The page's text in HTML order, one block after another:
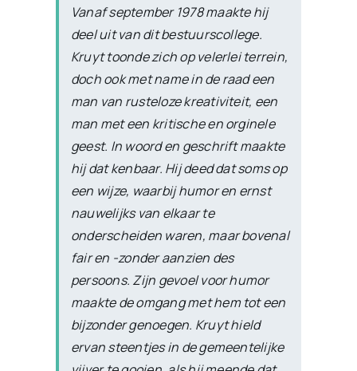
Vanaf september 1978 maakte hij
deel uit van dit bestuurscollege.
Kruyt toonde zich op velerlei terrein,
doch ook met name in de raad een
man van rusteloze kreativiteit, een
man met een kritische en orginele
geest. In woord en geschrift maakte
hij dat kenbaar. Hij deed dat soms op
een wijze, waarbij humor en ernst
nauwelijks van elkaar te
onderscheiden waren, maar bovenal
fair en -zonder aanzien des
persoons. Zijn gevoel voor humor
maakte de omgang met hem tot een
bijzonder genoegen. Kruyt hield
ervan steentjes in de gemeentelijke